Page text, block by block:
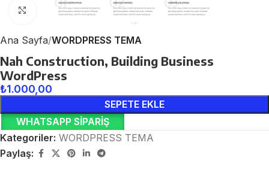
Click to enlarge
Ana Sayfa WORDPRESS TEMA
Nah Construction, Building Business
WordPress
₺1.000,00
SEPETE EKLE
WHATSAPP SIPARIŞ
Kategoriler: WORDPRESS TEMA
Paylaş: